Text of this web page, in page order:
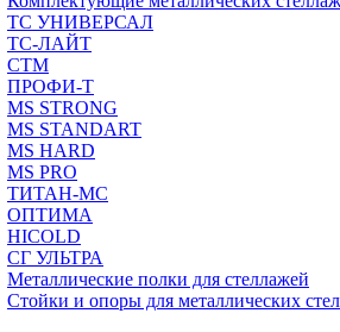
ТС УНИВЕРСАЛ
ТС-ЛАЙТ
СТМ
ПРОФИ-Т
MS STRONG
MS STANDART
MS HARD
MS PRO
ТИТАН-МС
ОПТИМА
HICOLD
СГ УЛЬТРА
Металлические полки для стеллажей
Стойки и опоры для металлических